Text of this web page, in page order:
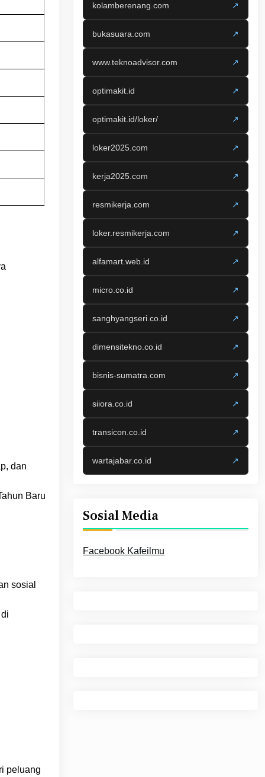
dan
Baru
sosial
peluang
kolamberenang.com ↗
bukasuara.com ↗
www.teknoadvisor.com ↗
optimakit.id ↗
optimakit.id/loker/ ↗
loker2025.com ↗
kerja2025.com ↗
resmikerja.com ↗
loker.resmikerja.com ↗
alfamart.web.id ↗
micro.co.id ↗
sanghyangseri.co.id ↗
dimensitekno.co.id ↗
bisnis-sumatra.com ↗
siiora.co.id ↗
transicon.co.id ↗
wartajabar.co.id ↗
Sosial Media
Facebook Kafeilmu